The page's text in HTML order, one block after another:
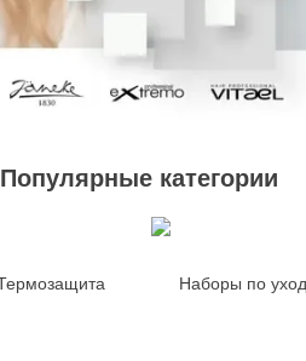
Популярные категории